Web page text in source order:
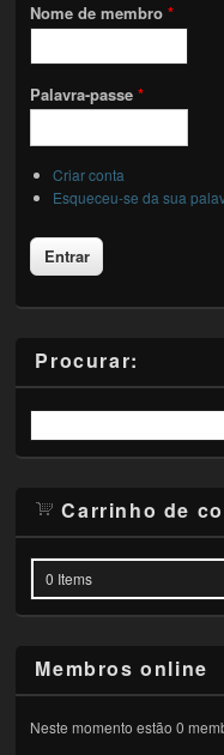
Nome de membro*
Palavra-passe*
Criar conta
Esqueceu-se da sua
Procurar:
Carrinho de
0 Items
Membros online
Neste momento estão 0